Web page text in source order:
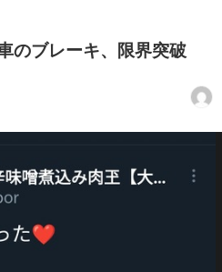
のブレーキ、限界突破